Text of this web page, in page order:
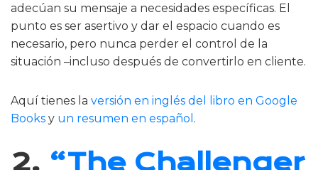
adecúan su mensaje a necesidades específicas. El
punto es ser asertivo y dar el espacio cuando es
necesario, pero nunca perder el control de la
situación –incluso después de convertirlo en cliente.
Aquí tienes la versión en inglés del libro en Google
Books y un resumen en español .
2. “The Challenger